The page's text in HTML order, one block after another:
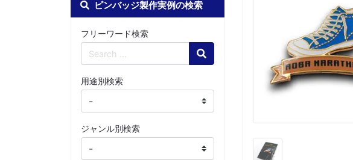
ピンバッジ製作実例の検索
フリーワード検索
Search
用途別検索
ジャンル別検索